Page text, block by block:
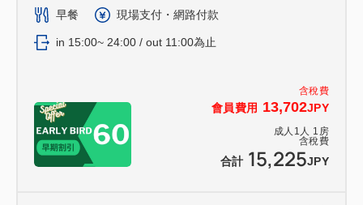
含稅費
會員費用 13,702JPY
成人 1 人 1 房
含稅費
合計 15,225JPY
早餐 現場支付・網路付款
in 15:00~ 24:00 / out 11:00為止